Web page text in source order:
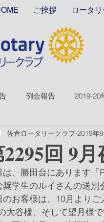
ご挨拶 ロータ
例会報告 2019-20
2017-18ver2 2021-22
回 9
佐倉ロータリークラブ 2019年
は、勝田台にあります「
奨学生のルイさんの送別
のお客様は、10月より
大谷様、そして望月様で